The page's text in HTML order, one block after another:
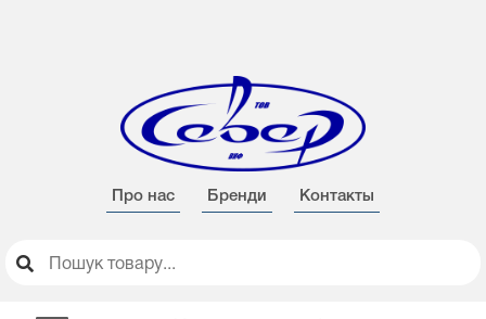
Про нас Бренди Контакты